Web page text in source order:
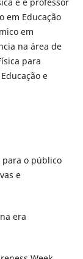
em Educação
em
na área de
para
e
para o público
e
era